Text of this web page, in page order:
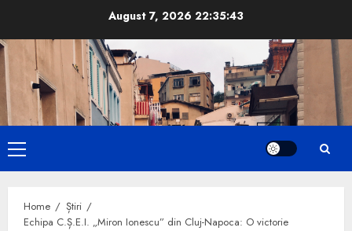
content
August 7, 2026 22:35:44
Primary
Menu
Home
Știri
Echipa C.Ș.E.I. „Miron Ionescu” din Cluj-Napoca: O victorie